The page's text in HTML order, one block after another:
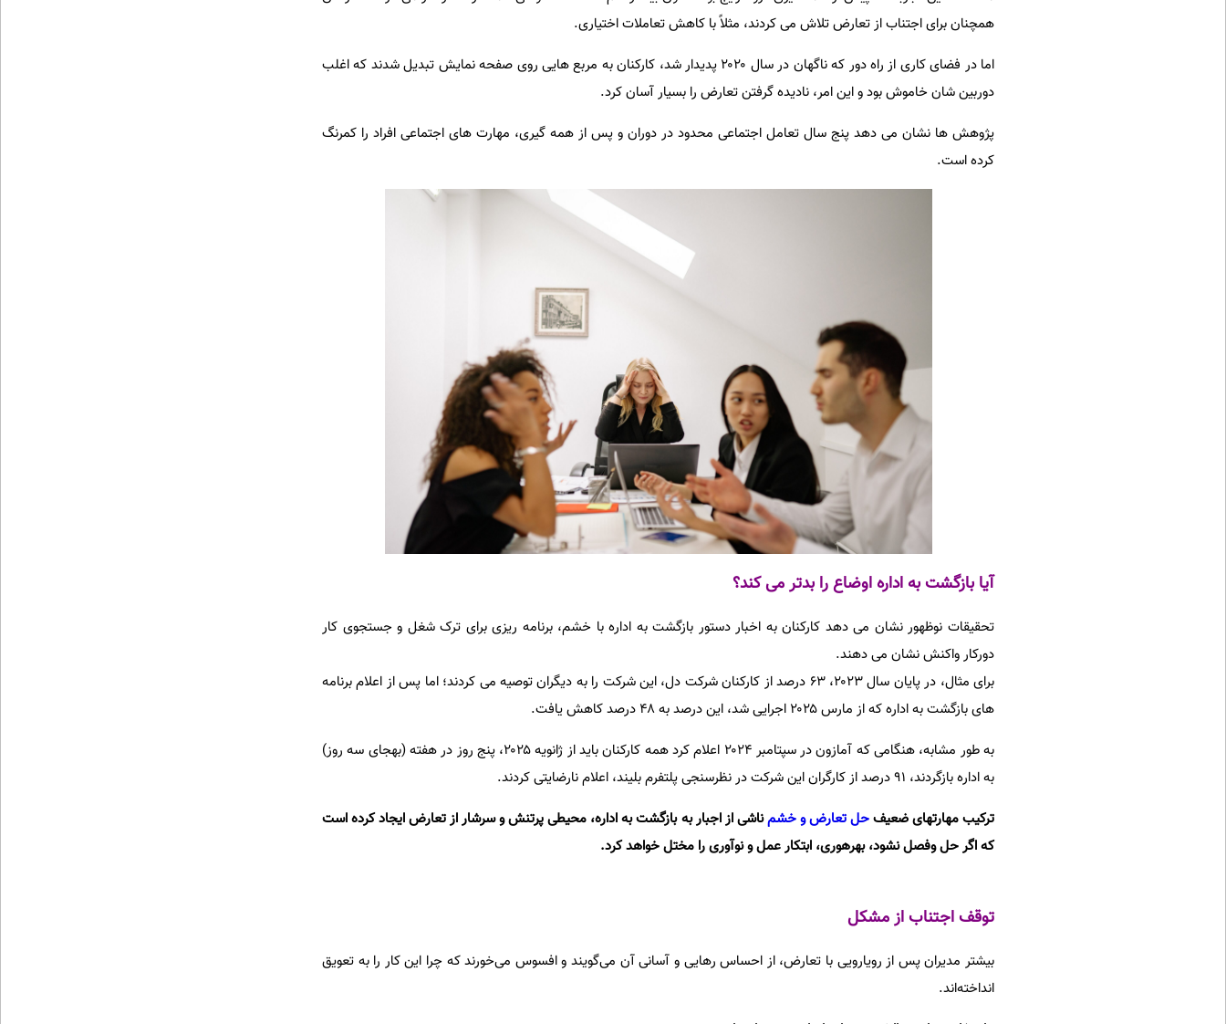
همچنان برای اجتناب از تعارض تلاش می کردند، مثلاً با کاهش تعاملات اختیاری.
اما در فضای کاری از راه دور که ناگهان در سال ۲۰۲۰ پدیدار شد، کارکنان به مربع هایی روی صفحه نمایش تبدیل شدند که اغلب
دوربین شان خاموش بود و این امر، نادیده گرفتن تعارض را بسیار آسان کرد.
پژوهش ها نشان می دهد پنج سال تعامل اجتماعی محدود در دوران و پس از همه گیری، مهارت های اجتماعی افراد را کمرنگ
کرده است.
آیا بازگشت به اداره اوضاع را بدتر می کند؟
تحقیقات نوظهور نشان می دهد کارکنان به اخبار دستور بازگشت به اداره با خشم، برنامه ریزی برای ترک شغل و جستجوی کار
دورکار واکنش نشان می دهند.
برای مثال، در پایان سال ۲۰۲۳، ۶۳ درصد از کارکنان شرکت دل، این شرکت را به دیگران توصیه می کردند؛ اما پس از اعلام برنامه
های بازگشت به اداره که از مارس ۲۰۲۵ اجرایی شد، این درصد به ۴۸ درصد کاهش یافت.
به طور مشابه، هنگامی که آمازون در سپتامبر ۲۰۲۴ اعلام کرد همه کارکنان باید از ژانویه ۲۰۲۵، پنج روز در هفته (بهجای سه روز)
به اداره بازگردند، ۹۱ درصد از کارگران این شرکت در نظرسنجی پلتفرم بلیند، اعلام نارضایتی کردند.
ترکیب مهارتهای ضعیفحل تعارض و خشمناشی از اجبار به بازگشت به اداره، محیطی پرتنش و سرشار از تعارض ایجاد کرده است
که اگر حل وفصل نشود، بهرهوری، ابتکار عمل و نوآوری را مختل خواهد کرد.
توقف اجتناب از مشکل
بیشتر مدیران پس از رویارویی با تعارض، از احساس رهایی و آسانی آن می‌گویند و افسوس می‌خورند که چرا این کار را به تعویق
انداخته‌اند.